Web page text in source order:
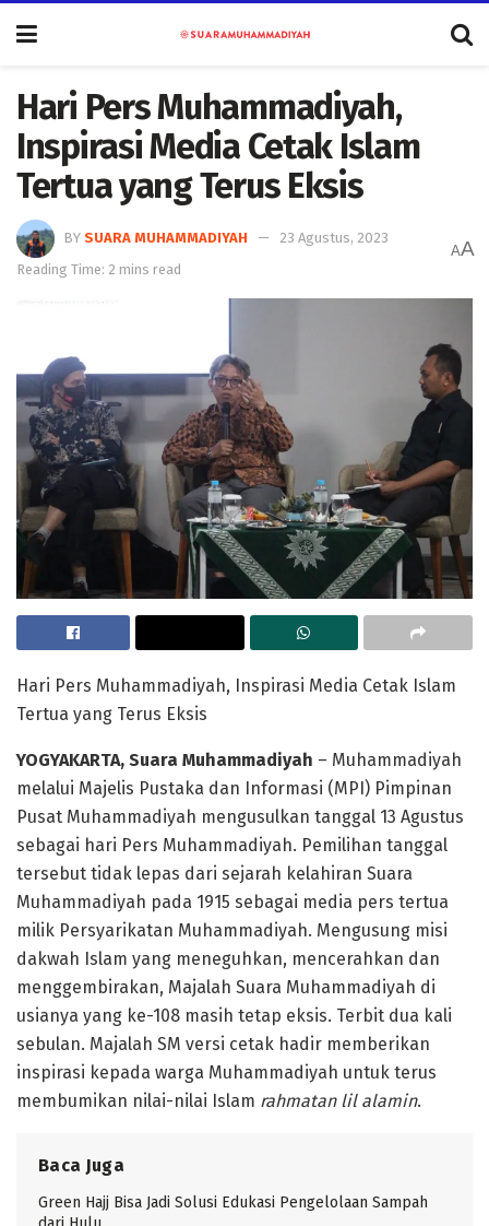
Hari Pers Muhammadiyah,
Inspirasi Media Cetak Islam
Tertua yang Terus Eksis
BY SUARA MUHAMMADIYAH
23 Agustus, 2023
Reading Time: 2 mins read
AA
Hari Pers Muhammadiyah, Inspirasi Media Cetak Islam
Tertua yang Terus Eksis
YOGYAKARTA, Suara Muhammadiyah – Muhammadiyah
melalui Majelis Pustaka dan Informasi (MPI) Pimpinan
Pusat Muhammadiyah mengusulkan tanggal 13 Agustus
sebagai hari Pers Muhammadiyah. Pemilihan tanggal
tersebut tidak lepas dari sejarah kelahiran Suara
Muhammadiyah pada 1915 sebagai media pers tertua
milik Persyarikatan Muhammadiyah. Mengusung misi
dakwah Islam yang meneguhkan, mencerahkan dan
menggembirakan, Majalah Suara Muhammadiyah di
usianya yang ke-108 masih tetap eksis. Terbit dua kali
sebulan. Majalah SM versi cetak hadir memberikan
inspirasi kepada warga Muhammadiyah untuk terus
membumikan nilai-nilai Islam rahmatan lil alamin.
Baca Juga
Green Hajj Bisa Jadi Solusi Edukasi Pengelolaan Sampah